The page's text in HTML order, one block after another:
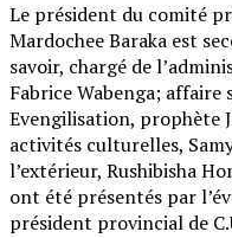
Le président du comité
Mardochee Baraka est
savoir, chargé de
Fabrice Wabenga;
Evengilisation, prophète
activités culturelles,
l’extérieur, Rushibisha
ont été présentés par
président provincial de